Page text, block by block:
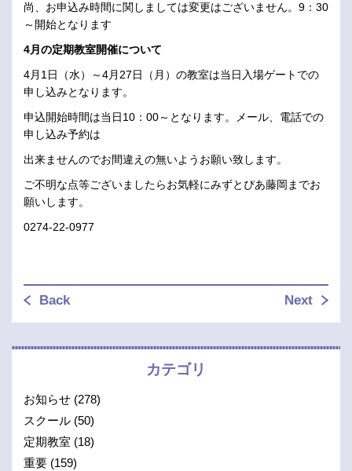
尚、お申込み時間に関しましては変更はございません。9：30
～開始となります
4月の定期教室開催について
4月1日（水）～4月27日（月）の教室は当日入場ゲートでの
申し込みとなります。
申込開始時間は当日10：00～となります。メール、電話での
申し込み予約は
出来ませんのでお間違えの無いようお願い致します。
ご不明な点等ございましたらお気軽にみずとぴあ藤岡までお
願いします。
0274-22-0977
Back Next
カテゴリ
お知らせ (278)
スクール (50)
定期教室 (18)
重要 (159)